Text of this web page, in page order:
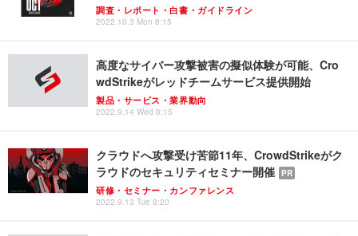
調査・レポート・白書・ガイドライン
2022.10.3 Mon 8:15
高度なサイバー攻撃被害の擬似体験が可能、Cro
wdStrikeがレッドチームサービス提供開始
製品・サービス・業界動向
2022.9.14 Wed 8:15
クラウドへ攻撃受け苦節11年、CrowdStrikeがク
ラウドのセキュリティセミナー開催 PR
研修・セミナー・カンファレンス
2022.9.13 Tue 8:20